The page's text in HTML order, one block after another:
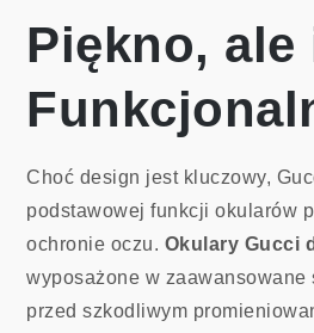
Piękno, ale
Choć design jest kluczowy,
podstawowej funkcji okularów
ochronie oczu. Okulary Gucci
wyposażone w
przed szkodliwym